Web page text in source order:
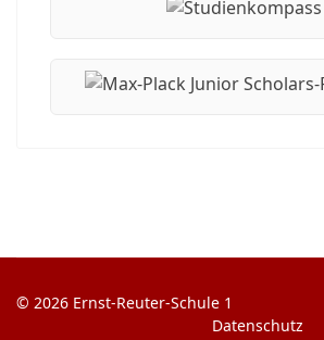
© 2026 Ernst-Reuter-Schule 1
Datenschutz